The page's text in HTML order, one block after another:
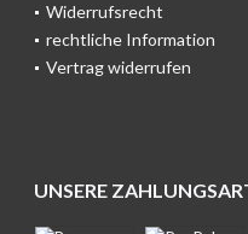
Widerrufsrecht
rechtliche Information
Vertrag widerrufen
UNSERE